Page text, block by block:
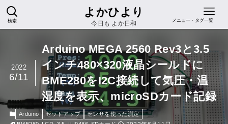
よかひより
今日も よか日和
検索 メニュー・タグ一覧
Arduino MEGA 2560 Rev3と3.5
インチ480×320液晶シールドに
BME280をI2C接続して気圧・温
湿度を表示、microSDカード記録
2022
6/11
Arduino セットアップ
センサを使った測定